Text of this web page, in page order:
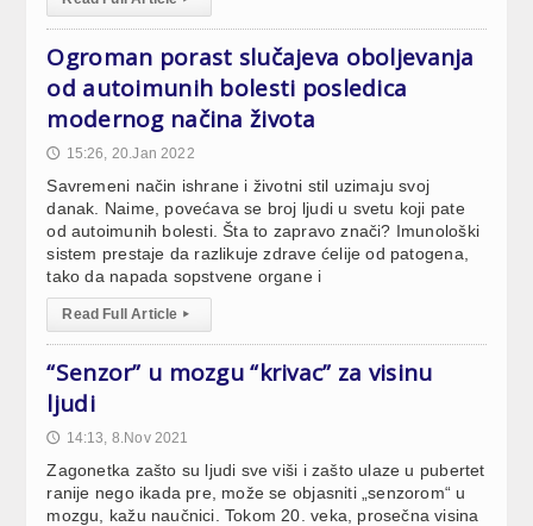
Ogroman porast slučajeva oboljevanja
od autoimunih bolesti posledica
modernog načina života
🕔 15:26, 20.Jan 2022
Savremeni način ishrane i životni stil uzimaju svoj
danak. Naime, povećava se broj ljudi u svetu koji pate
od autoimunih bolesti. Šta to zapravo znači? Imunološki
sistem prestaje da razlikuje zdrave ćelije od patogena,
tako da napada sopstvene organe i
Read Full Article ▸
“Senzor” u mozgu “krivac” za visinu
ljudi
🕔 14:13, 8.Nov 2021
Zagonetka zašto su ljudi sve viši i zašto ulaze u pubertet
ranije nego ikada pre, može se objasniti „senzorom“ u
mozgu, kažu naučnici. Tokom 20. veka, prosečna visina